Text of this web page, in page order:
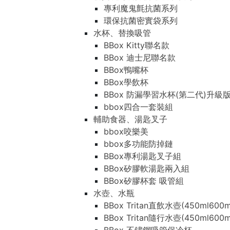
專利魔鬼氈抗菌系列
環保抗菌密實袋系列
水杯、替換吸管
BBox Kitty聯名款
BBox 迪士尼聯名款
BBox鴨嘴杯
BBox學飲杯
BBox 防漏學習水杯(第二代)升級版
bbox四合一套裝組
輔助食器、湯匙叉子
bbox咬樂美
bbox多功能防掉鏈
BBox專利湯匙叉子組
BBox矽膠軟湯匙兩入組
BBox矽膠杯套 吸管組
水壺、水瓶
BBox Tritan直飲水壺
BBox Tritan隨行水壺